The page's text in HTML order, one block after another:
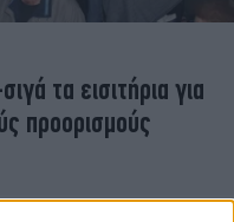
τα εισιτήρια για
προορισμούς